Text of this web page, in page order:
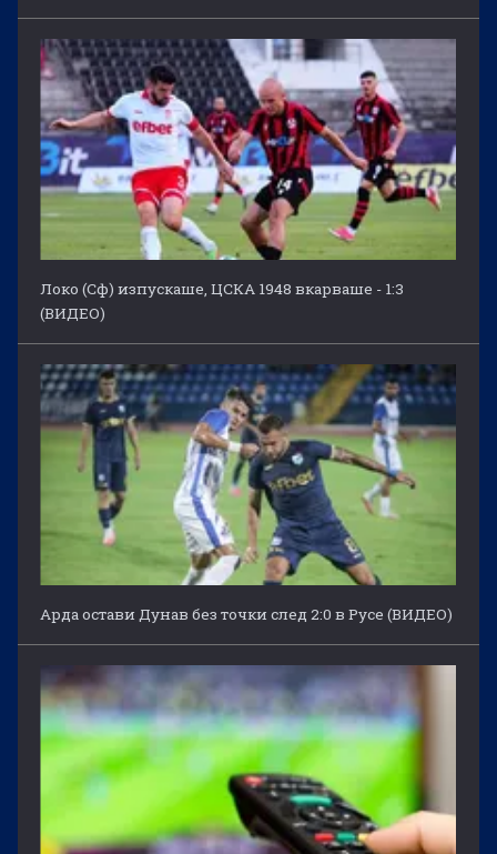
Локо (Сф) изпускаше, ЦСКА 1948 вкарваше - 1:3
(ВИДЕО)
Арда остави Дунав без точки след 2:0 в Русе (ВИДЕО)